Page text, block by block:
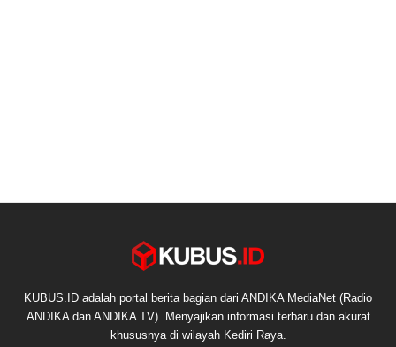
KUBUS.ID adalah portal berita bagian dari ANDIKA MediaNet (Radio
ANDIKA dan ANDIKA TV). Menyajikan informasi terbaru dan akurat
khususnya di wilayah Kediri Raya.